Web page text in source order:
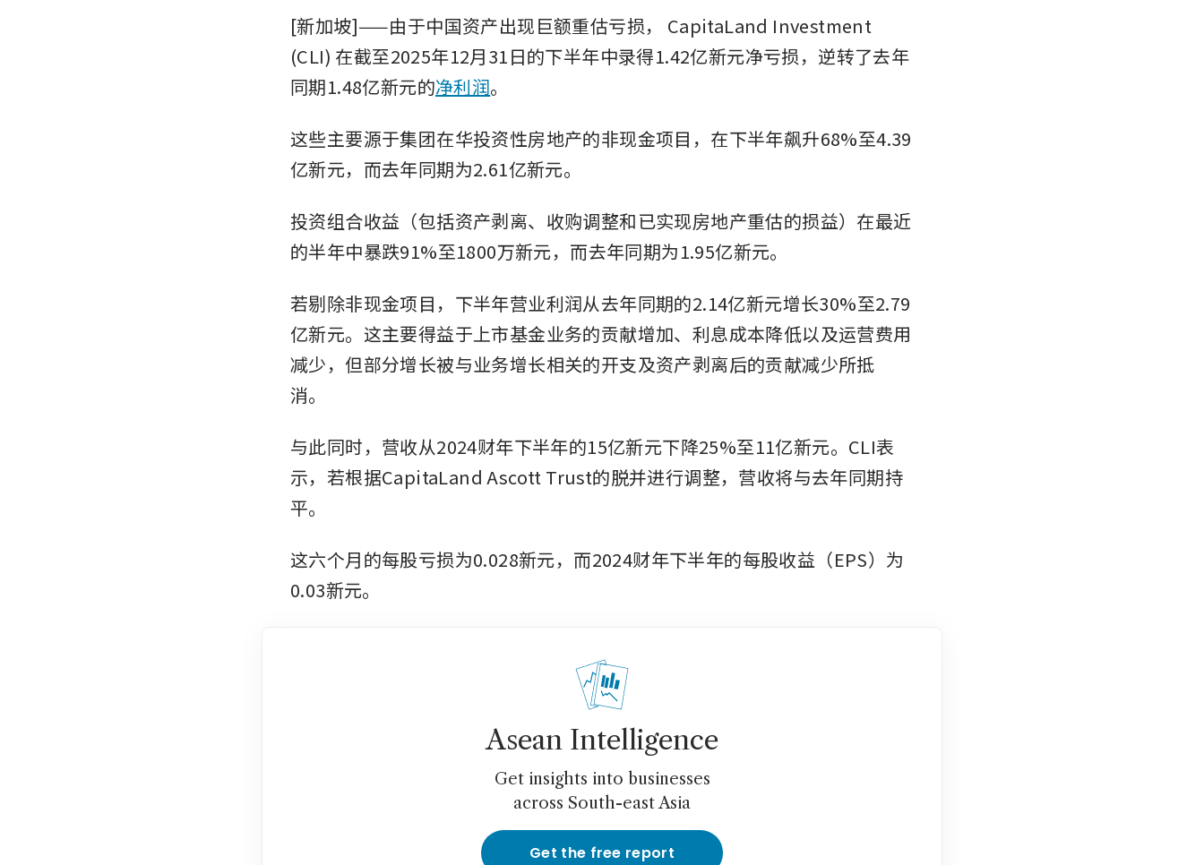
[新加坡]——由于中国资产出现巨额重估亏损，
CapitaLand Investment
(CLI) 在截至2025年12月31日的下半年中录得1.42亿新元净亏损，逆转了去年
同期1.48亿新元的净利润。
这些主要源于集团在华投资性房地产的非现金项目，在下半年飙升68%至4.39
亿新元，而去年同期为2.61亿新元。
投资组合收益（包括资产剥离、收购调整和已实现房地产重估的损益）在最近
的半年中暴跌91%至1800万新元，而去年同期为1.95亿新元。
若剔除非现金项目，下半年营业利润从去年同期的2.14亿新元增长30%至2.79
亿新元。这主要得益于上市基金业务的贡献增加、利息成本降低以及运营费用
减少，但部分增长被与业务增长相关的开支及资产剥离后的贡献减少所抵
消。
与此同时，营收从2024财年下半年的15亿新元下降25%至11亿新元。CLI表
示，若根据CapitaLand Ascott Trust的脱并进行调整，营收将与去年同期持
平。
这六个月的每股亏损为0.028新元，而2024财年下半年的每股收益（EPS）为
0.03新元。
Asean Intelligence
Get insights into businesses
across South-east Asia
Get the free report